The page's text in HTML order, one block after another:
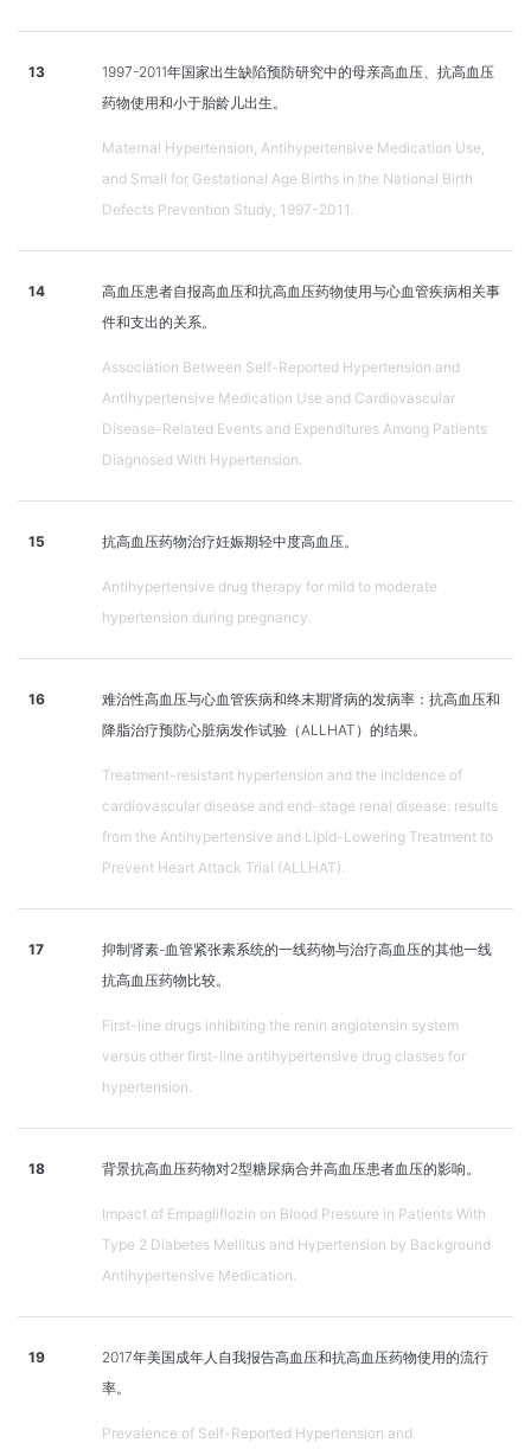
13
1997-2011年国家出生缺陷预防研究中的母亲高血压、抗高血压
药物使用和小于胎龄儿出生。
Maternal Hypertension, Antihypertensive Medication Use,
and Small for Gestational Age Births in the National Birth
Defects Prevention Study, 1997-2011.
14
高血压患者自报高血压和抗高血压药物使用与心血管疾病相关事
件和支出的关系。
Association Between Self-Reported Hypertension and
Antihypertensive Medication Use and Cardiovascular
Disease-Related Events and Expenditures Among Patients
Diagnosed With Hypertension.
15 抗高血压药物治疗妊娠期轻中度高血压。
Antihypertensive drug therapy for mild to moderate
hypertension during pregnancy.
16
难治性高血压与心血管疾病和终末期肾病的发病率：抗高血压和
降脂治疗预防心脏病发作试验（ALLHAT）的结果。
Treatment-resistant hypertension and the incidence of
cardiovascular disease and end-stage renal disease: results
from the Antihypertensive and Lipid-Lowering Treatment to
Prevent Heart Attack Trial (ALLHAT).
17
抑制肾素-血管紧张素系统的一线药物与治疗高血压的其他一线
抗高血压药物比较。
First-line drugs inhibiting the renin angiotensin system
versus other first-line antihypertensive drug classes for
hypertension.
18 背景抗高血压药物对2型糖尿病合并高血压患者血压的影响。
Impact of Empagliflozin on Blood Pressure in Patients With
Type 2 Diabetes Mellitus and Hypertension by Background
Antihypertensive Medication.
19
2017年美国成年人自我报告高血压和抗高血压药物使用的流行
率。
Prevalence of Self-Reported Hypertension and